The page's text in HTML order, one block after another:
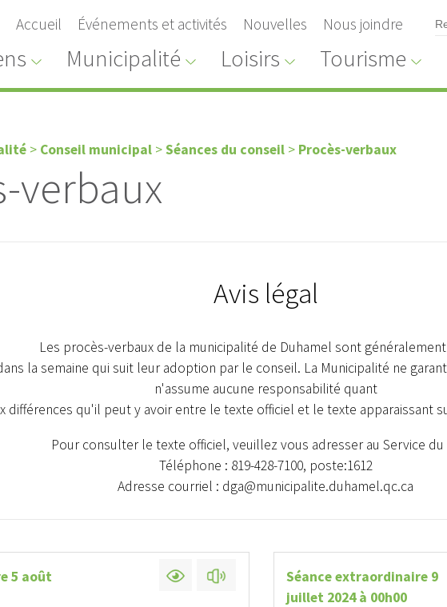
Accueil Événements et activités Nouvelles Nous joindre
Municipalité Loisirs Tourisme
> Conseil municipal >Séances du conseil > Procès-verbaux
verbaux
Avis légal
Les procès-verbaux de la municipalité de Duhamel sont
la semaine qui suit leur adoption par le conseil. La Municipalité ne
n'assume aucune responsabilité quant
différences qu'il peut y avoir entre le texte officiel et le texte apparaissant
Pour consulter le texte officiel, veuillez vous adresser au Service du
Téléphone : 819-428-7100, poste:1612
Adresse courriel : dga@municipalite.duhamel.qc.ca
5 août
Séance extraordinaire 9
juillet 2024 à 00h00